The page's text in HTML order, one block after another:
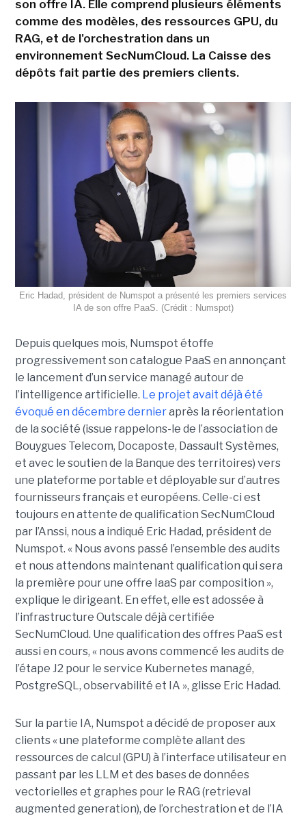
son offre IA. Elle comprend plusieurs éléments
comme des modèles, des ressources GPU, du
RAG, et de l'orchestration dans un
environnement SecNumCloud. La Caisse des
dépôts fait partie des premiers clients.
Eric Hadad, président de Numspot a présenté les premiers services
IA de son offre PaaS. (Crédit : Numspot)
Depuis quelques mois, Numspot étoffe
progressivement son catalogue PaaS en annonçant
le lancement d’un service managé autour de
l’intelligence artificielle. Le projet avait déjà été
évoqué en décembre dernieraprès la réorientation
de la société (issue rappelons-le de l’association de
Bouygues Telecom, Docaposte, Dassault Systèmes,
et avec le soutien de la Banque des territoires) vers
une plateforme portable et déployable sur d’autres
fournisseurs français et européens. Celle-ci est
toujours en attente de qualification SecNumCloud
par l’Anssi, nous a indiqué Eric Hadad, président de
Numspot. « Nous avons passé l’ensemble des audits
et nous attendons maintenant qualification qui sera
la première pour une offre IaaS par composition »,
explique le dirigeant. En effet, elle est adossée à
l’infrastructure Outscale déjà certifiée
SecNumCloud. Une qualification des offres PaaS est
aussi en cours, « nous avons commencé les audits de
l’étape J2 pour le service Kubernetes managé,
PostgreSQL, observabilité et IA », glisse Eric Hadad.
Sur la partie IA, Numspot a décidé de proposer aux
clients « une plateforme complète allant des
ressources de calcul (GPU) à l’interface utilisateur en
passant par les LLM et des bases de données
vectorielles et graphes pour le RAG (retrieval
augmented generation), de l’orchestration et de l’IA